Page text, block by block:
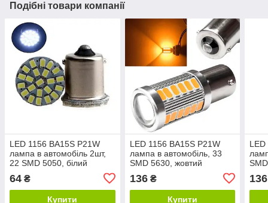
Подібні товари компанії
LED 1156 BA15S P21W
лампа в автомобіль 2шт,
22 SMD 5050, білий
64 ₴
Купити
LED 1156 BA15S P21W
лампа в автомобіль, 33
SMD 5630, жовтий
136₴
Купити
LED
136